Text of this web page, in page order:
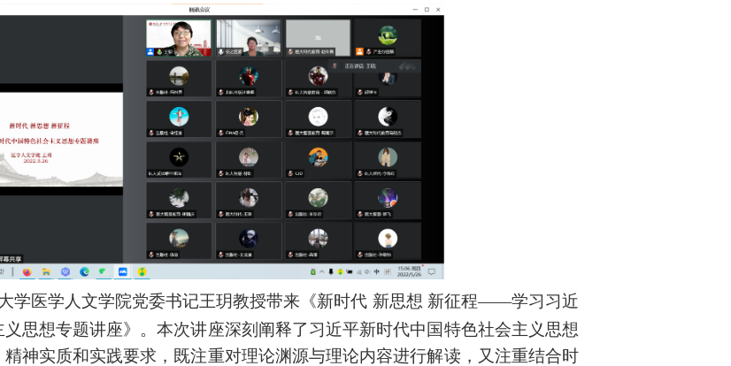
学医学人文学院党委书记王玥教授带来《新时代 新思想 新征程——学习习近
思想专题讲座》。本次讲座深刻阐释了习近平新时代中国特色社会主义思想
神实质和实践要求，既注重对理论渊源与理论内容进行解读，又注重结合时